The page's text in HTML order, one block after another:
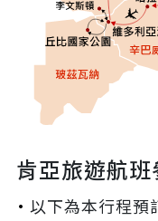
肯亞旅遊航班
以下為本行程預